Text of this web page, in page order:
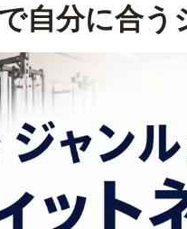
自分に合う